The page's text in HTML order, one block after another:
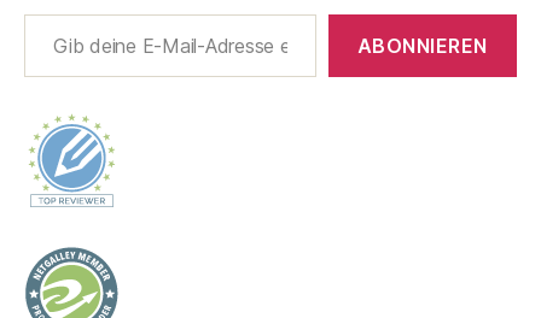
Gib deine E-Mail-Adresse ein ...
ABONNIEREN